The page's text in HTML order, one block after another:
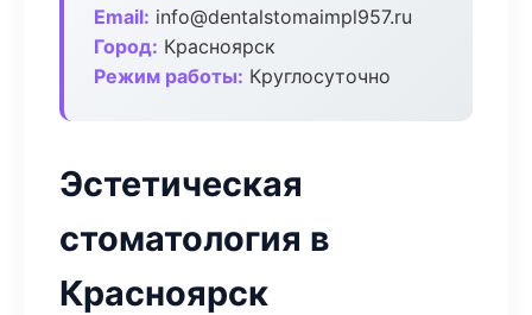
Email: info@dentalstomaimpl957.ru
Город: Красноярск
Режим работы: Круглосуточно
Эстетическая
стоматология в
Красноярск